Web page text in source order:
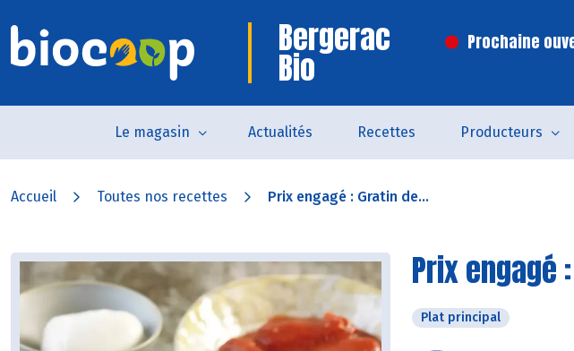
Bergerac
Bio
Prochaine
Le magasin Actualités Recettes Producteurs
Accueil Toutes nos recettes Prix engagé : Gratin de...
Prix engagé
Plat principal